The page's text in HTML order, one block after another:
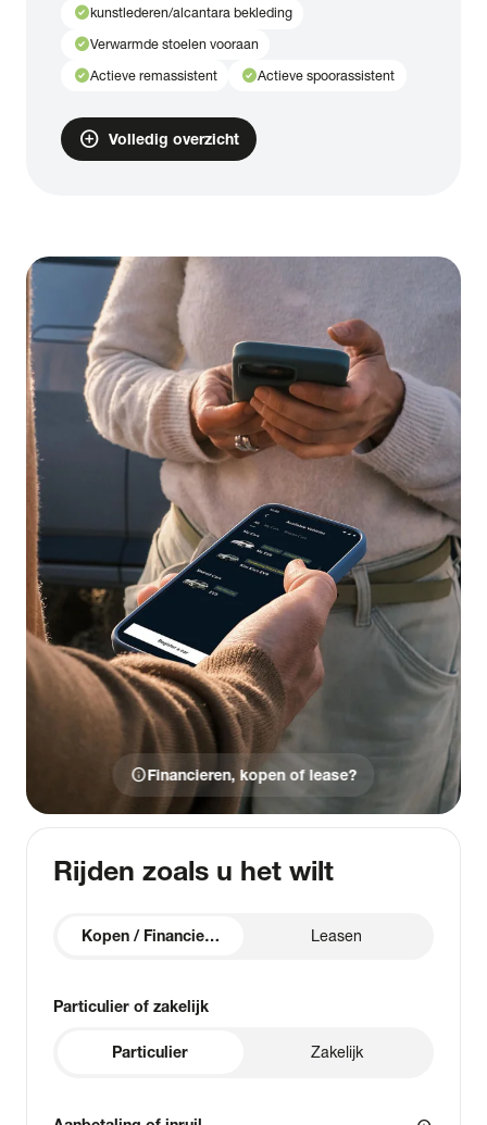
check_circlekunstlederen/alcantara bekleding
check_circleVerwarmde stoelen vooraan
check_circleActieve remassistent check_circleActieve spoorassistent
add_circle Volledig overzicht
infoFinancieren, kopen of lease?
Rijden zoals u het wilt
Kopen / Financieren Leasen
Particulier of zakelijk
Particulier Zakelijk